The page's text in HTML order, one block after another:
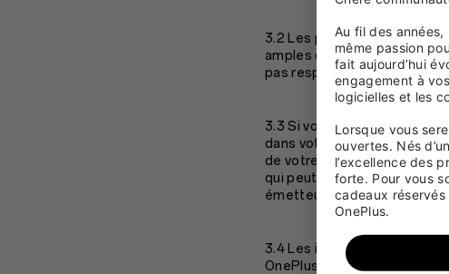
3.2 Les prix des Produits
amples détails concernant
pas responsables).
3.3 Si vous payez votre
dans votre relevé pourra
de votre carte peut
qui peut augmenter le coût
émetteur de votre carte
3.4 Les informations
OnePlus pour le paiement
Au fil des
même passion
fait aujourd’hui
engagement à
logicielles et les
Lorsque vous
ouvertes. Nés
l’excellence des
forte. Pour vous
cadeaux
OnePlus.